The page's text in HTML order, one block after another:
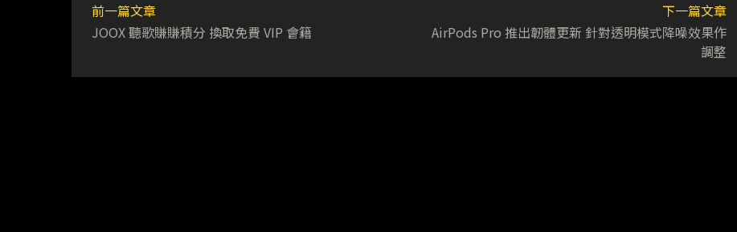
前一篇文章
JOOX 聽歌賺賺積分 換取免費 VIP 會籍
下一篇文章
AirPods Pro 推出韌體更新 針對透明模式降噪效果作
調整